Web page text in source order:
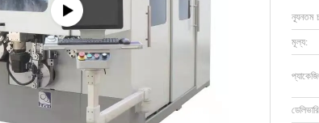
ন্যূনতম
মূল্য: